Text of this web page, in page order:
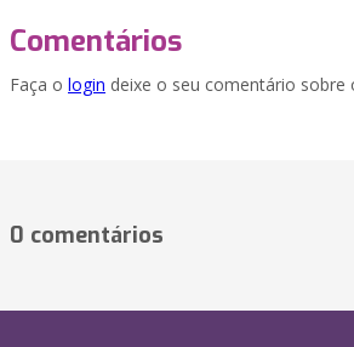
Comentários
Faça o login deixe o seu comentário sobre
0 comentários